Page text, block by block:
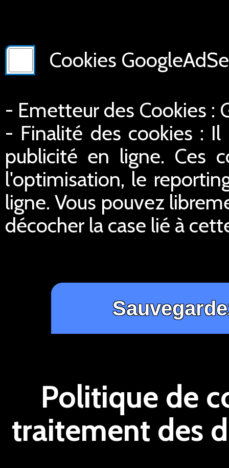
Cookies
- Emetteur des Cookies :
- Finalité des cookies :
publicité en ligne. Ces
l'optimisation, le
ligne. Vous pouvez
décocher la case lié à
Politique de
traitement des